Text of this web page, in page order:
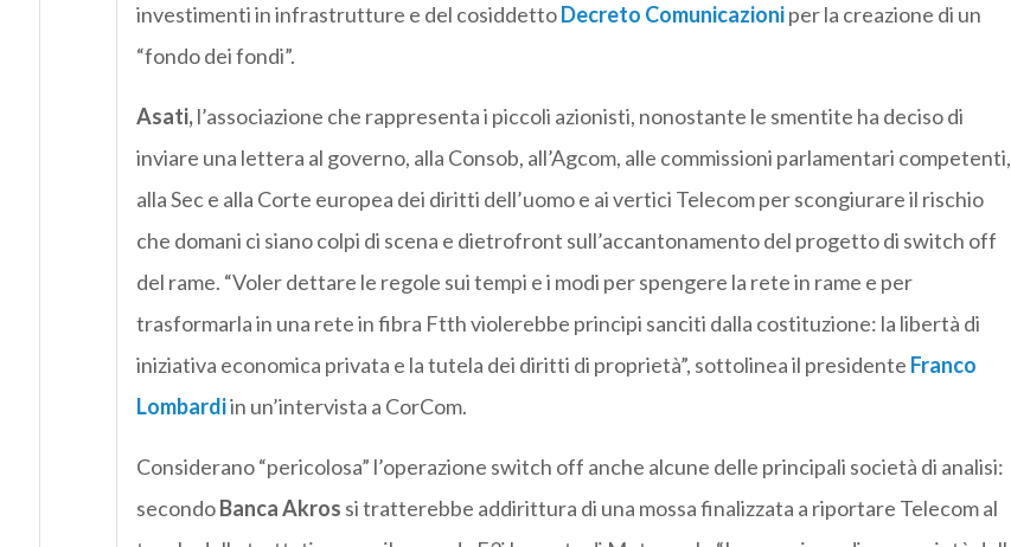
investimenti in infrastrutture e del cosiddettoDecreto Comunicazioni per la creazione di un
“fondo dei fondi”.
Asati,l’associazione che rappresenta i piccoli azionisti, nonostante le smentite ha deciso di
inviare una lettera al governo, alla Consob, all’Agcom, alle commissioni parlamentari competenti,
alla Sec e alla Corte europea dei diritti dell’uomo e ai vertici Telecom per scongiurare il rischio
che domani ci siano colpi di scena e dietrofront sull’accantonamento del progetto di switch off
del rame. “Voler dettare le regole sui tempi e i modi per spengere la rete in rame e per
trasformarla in una rete in fibra Ftth violerebbe principi sanciti dalla costituzione: la libertà di
iniziativa economica privata e la tutela dei diritti di proprietà”, sottolinea il presidente Franco
Lombardiin un’intervista a CorCom.
Considerano “pericolosa” l’operazione switch off anche alcune delle principali società di analisi:
secondoBanca Akros si tratterebbe addirittura di una mossa finalizzata a riportare Telecom al